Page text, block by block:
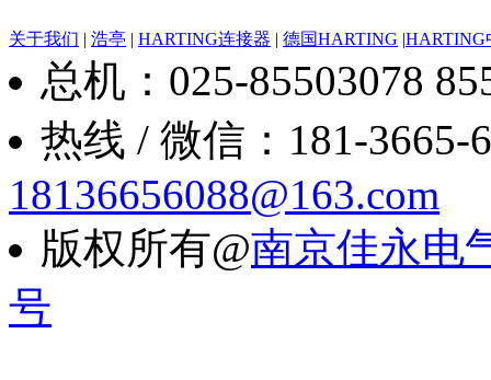
关于我们 | 浩亭 | HARTING连接器 | 德国HARTING |HARTING
总机：025-85503078
热线 / 微信：181-3665-
18136656088@163.com
版权所有@南京佳永电
号